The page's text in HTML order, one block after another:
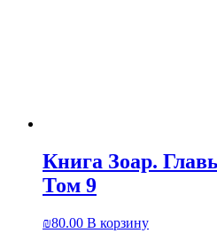
Книга Зоар.
Том 9
₪80.00 В корзину